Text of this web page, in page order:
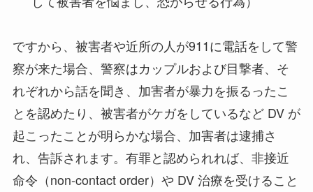
ですから、被害者や近所の人が911に電話をして警
察が来た場合、警察はカップルおよび目撃者、そ
れぞれから話を聞き、加害者が暴力を振るったこ
とを認めたり、被害者がケガをしているなど DV が
起こったことが明らかな場合、加害者は逮捕さ
れ、告訴されます。有罪と認められれば、非接近
命令（non-contact order）や DV 治療を受けること